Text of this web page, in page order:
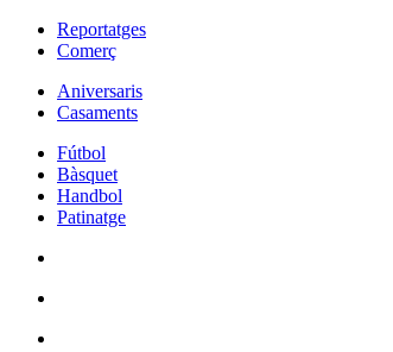
Reportatges
Comerç
Aniversaris
Casaments
Fútbol
Bàsquet
Handbol
Patinatge